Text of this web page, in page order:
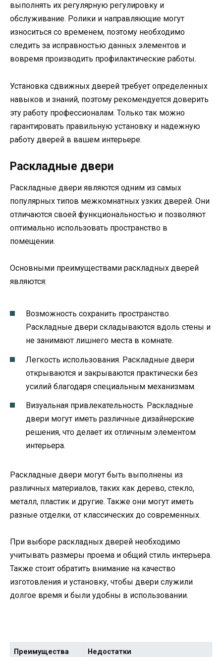
выполнять их регулярную регулировку и
обслуживание. Ролики и направляющие могут
износиться со временем, поэтому необходимо
следить за исправностью данных элементов и
вовремя производить профилактические работы.
Установка сдвижных дверей требует определенных
навыков и знаний, поэтому рекомендуется доверить
эту работу профессионалам. Только так можно
гарантировать правильную установку и надежную
работу дверей в вашем интерьере.
Раскладные двери
Раскладные двери являются одним из самых
популярных типов межкомнатных узких дверей. Они
отличаются своей функциональностью и позволяют
оптимально использовать пространство в
помещении.
Основными преимуществами раскладных дверей
являются:
Возможность сохранить пространство.
Раскладные двери складываются вдоль стены и
не занимают лишнего места в комнате.
Легкость использования. Раскладные двери
открываются и закрываются практически без
усилий благодаря специальным механизмам.
Визуальная привлекательность. Раскладные
двери могут иметь различные дизайнерские
решения, что делает их отличным элементом
интерьера.
Раскладные двери могут быть выполнены из
различных материалов, таких как дерево, стекло,
металл, пластик и другие. Также они могут иметь
разные отделки, от классических до современных.
При выборе раскладных дверей необходимо
учитывать размеры проема и общий стиль интерьера.
Также стоит обратить внимание на качество
изготовления и установку, чтобы двери служили
долгое время и были удобны в использовании.
Преимущества Недостатки